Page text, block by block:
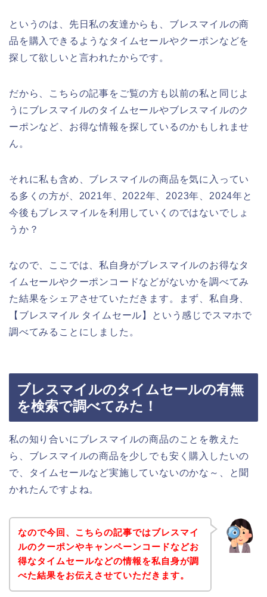
というのは、先日私の友達からも、ブレスマイルの商
品を購入できるようなタイムセールやクーポンなどを
探して欲しいと言われたからです。
だから、こちらの記事をご覧の方も以前の私と同じよ
うにブレスマイルのタイムセールやブレスマイルのク
ーポンなど、お得な情報を探しているのかもしれませ
ん。
それに私も含め、ブレスマイルの商品を気に入ってい
る多くの方が、2021年、2022年、2023年、2024年と
今後もブレスマイルを利用していくのではないでしょ
うか？
なので、ここでは、私自身がブレスマイルのお得なタ
イムセールやクーポンコードなどがないかを調べてみ
た結果をシェアさせていただきます。まず、私自身、
【ブレスマイル タイムセール】という感じでスマホで
調べてみることにしました。
ブレスマイルのタイムセールの有無
を検索で調べてみた！
私の知り合いにブレスマイルの商品のことを教えた
ら、ブレスマイルの商品を少しでも安く購入したいの
で、タイムセールなど実施していないのかな～、と聞
かれたんですよね。
なので今回、こちらの記事ではブレスマイ
ルのクーポンやキャンペーンコードなどお
得なタイムセールなどの情報を私自身が調
べた結果をお伝えさせていただきます。